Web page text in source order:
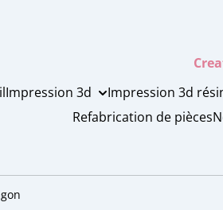
Impression 3d Impression 3d
Refabrication de pièces